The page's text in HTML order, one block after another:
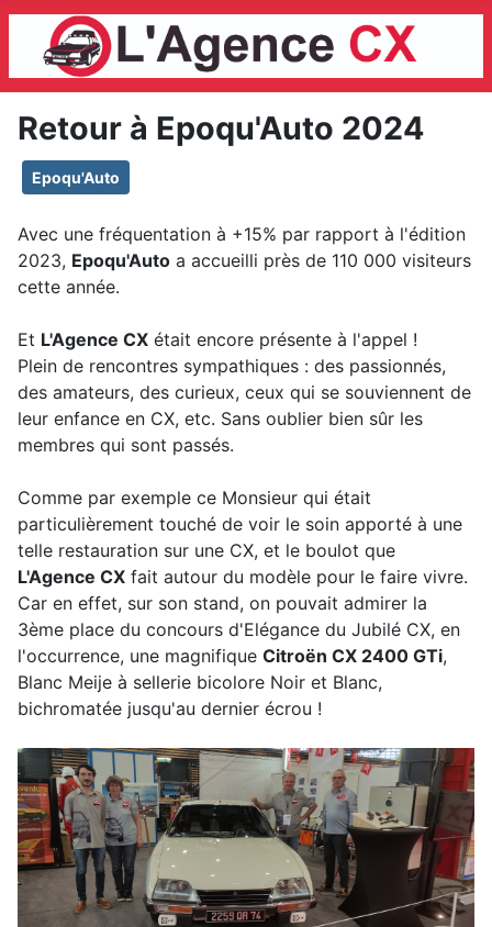
Retour à Epoqu'Auto 2024
Epoqu'Auto
Avec une fréquentation à +15% par rapport à l'édition
2023, Epoqu'Auto a accueilli près de 110 000 visiteurs
cette année.
Et L'Agence CX était encore présente à l'appel !
Plein de rencontres sympathiques : des passionnés,
des amateurs, des curieux, ceux qui se souviennent de
leur enfance en CX, etc. Sans oublier bien sûr les
membres qui sont passés.
Comme par exemple ce Monsieur qui était
particulièrement touché de voir le soin apporté à une
telle restauration sur une CX, et le boulot que
L'Agence CX fait autour du modèle pour le faire vivre.
Car en effet, sur son stand, on pouvait admirer la
3ème place du concours d'Elégance du Jubilé CX, en
l'occurrence, une magnifique Citroën CX 2400 GTi,
Blanc Meije à sellerie bicolore Noir et Blanc,
bichromatée jusqu'au dernier écrou !